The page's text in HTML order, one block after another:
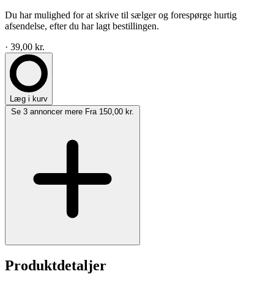
Du har mulighed for at skrive til sælger og forespørge hurtig
afsendelse, efter du har lagt bestillingen.
· 39,00 kr.
Læg i kurv
Se 3 annoncer mere Fra 150,00 kr.
Produktdetaljer